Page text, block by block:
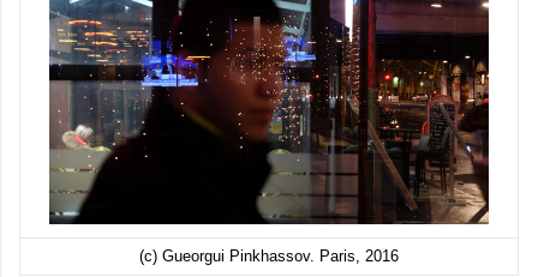
(c) Gueorgui Pinkhassov. Paris, 2016